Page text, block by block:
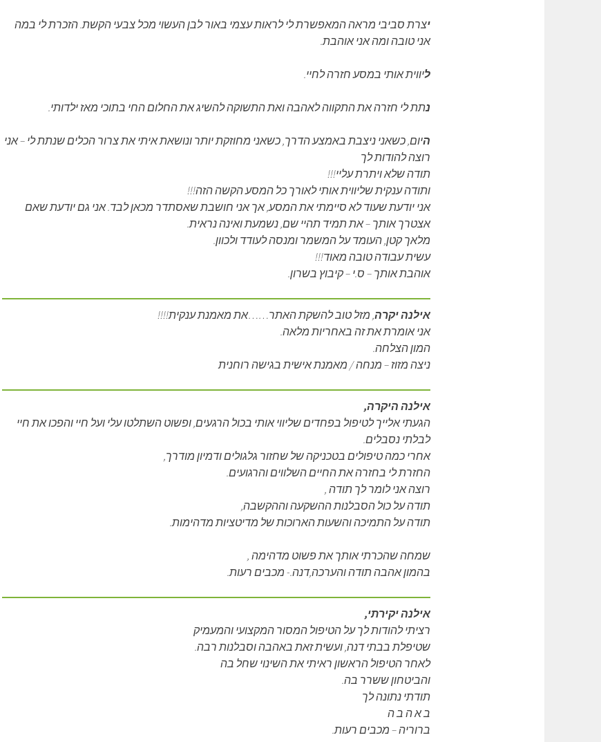
יצרת סביבי מראה המאפשרת לי לראות עצמי באור לבן העשוי מכל צבעי הקשת. הזכרת לי במה
אני טובה ומה אני אוהבת.
ליווית אותי במסע חזרה לחיי.
נתת לי חזרה את התקווה לאהבה ואת התשוקה להשיג את החלום החי בתוכי מאז ילדותי.
היום, כשאני ניצבת באמצע הדרך, כשאני מחוזקת יותר ונושאת איתי את צרור הכלים שנתת לי – אני
רוצה להודות לך
תודה שלא ויתרת עליי!!!
ותודה ענקית שליווית אותי לאורך כל המסע הקשה הזה!!!
אני יודעת שעוד לא סיימתי את המסע, אך אני חושבת שאסתדר מכאן לבד. אני גם יודעת שאם
אצטרך אותך – את תמיד תהיי שם, נשמעת ואינה נראית.
מלאך קטן, העומד על המשמר ומנסה לעודד ולכוון.
עשית עבודה טובה מאוד!!!
אוהבת אותך – ס.י – קיבוץ בשרון.
אילנה יקרה, מזל טוב להשקת האתר……את מאמנת ענקית!!!!
אני אומרת את זה באחריות מלאה.
המון הצלחה.
ניצה מזוז – מנחה / מאמנת אישית בגישה רוחנית
אילנה היקרה,
הגעתי אלייך לטיפול בפחדים שליווי אותי בכול הרגעים, ופשוט השתלטו עלי ועל חיי והפכו את חיי
לבלתי נסבלים.
אחרי כמה טיפולים בטכניקה של שחזור גלגולים ודמיון מודרך,
החזרת לי בחזרה את החיים השלווים והרגועים.
רוצה אני לומר לך תודה ,
תודה על כול הסבלנות ההשקעה וההקשבה,
תודה על התמיכה והשעות הארוכות של מדיטציות מדהימות.
שמחה שהכרתי אותך את פשוט מדהימה ,
בהמון אהבה תודה והערכה,דנה.- מכבים רעות.
אילנה יקירתי,
רציתי להודות לך על הטיפול המסור המקצועי והמעמיק
שטיפלת בבתי דנה, ועשית זאת באהבה וסבלנות רבה.
לאחר הטיפול הראשון ראיתי את השינוי שחל בה
והביטחון ששרר בה.
תודתי נתונה לך
ב א ה ב ה
ברוריה – מכבים רעות.